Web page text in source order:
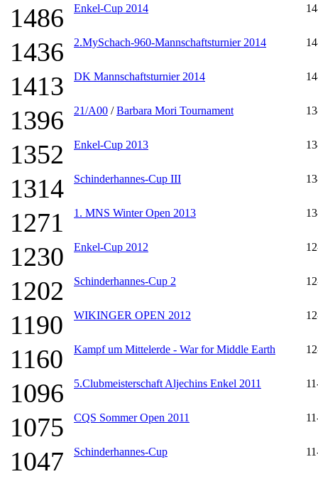
1486 Enkel-Cup 2014
1436 2.MySchach-960-Mannschaftsturnier 2014
1413 DK Mannschaftsturnier 2014
1396 21/A00 /Barbara Mori Tournament
1352 Enkel-Cup 2013
1314 Schinderhannes-Cup III
1271 1. MNS Winter Open 2013
1230 Enkel-Cup 2012
1202 Schinderhannes-Cup 2
1190 WIKINGER OPEN 2012
1160 Kampf um Mittelerde - War for Middle Earth
1096 5.Clubmeisterschaft Aljechins Enkel 2011
1075 CQS Sommer Open 2011
1047 Schinderhannes-Cup